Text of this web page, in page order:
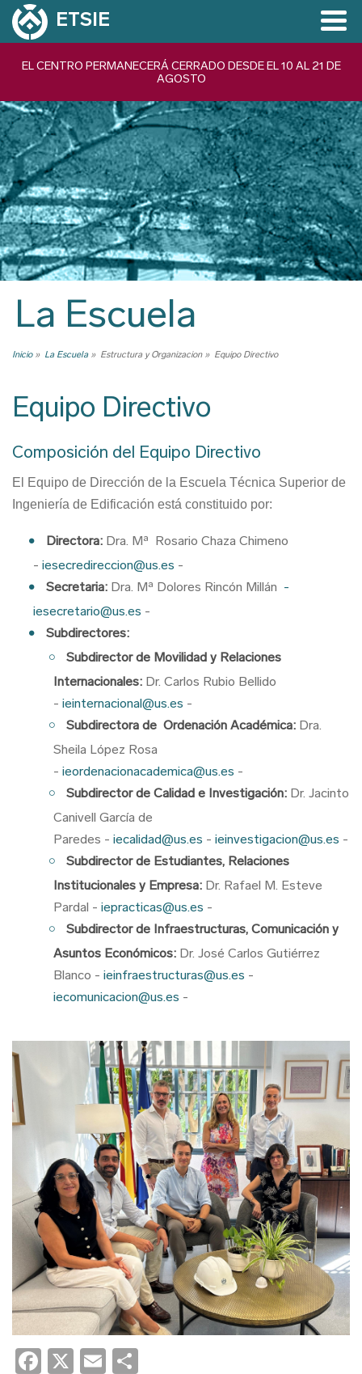
Pasar
ETSIE
Navegación
EL CENTRO PERMANECERÁ CERRADO DESDE EL 10 AL 21 DE
AGOSTO
La Escuela
Ruta
navegación
Inicio La Escuela Estructura y Organizacion Equipo Directivo
Equipo Directivo
Composición del Equipo Directivo
El Equipo de Dirección de la Escuela Técnica Superior de
Ingeniería de Edificación está constituido por:
Directora:Dra. Mª Rosario Chaza Chimeno
- iesecredireccion@us.es -
Secretaria:Dra. Mª Dolores Rincón Millán -
iesecretario@us.es -
Subdirectores:
Subdirector de Movilidad y Relaciones
Internacionales: Dr. Carlos Rubio Bellido
-ieinternacional@us.es -
Subdirectora de Ordenación Académica: Dra.
Sheila López Rosa
-ieordenacionacademica@us.es -
Subdirector de Calidad e Investigación: Dr. Jacinto
Canivell García de
Paredes -iecalidad@us.es -ieinvestigacion@us.es -
Subdirector de Estudiantes, Relaciones
Institucionales y Empresa: Dr. Rafael M. Esteve
Pardal -iepracticas@us.es -
Subdirector de Infraestructuras, Comunicación y
Asuntos Económicos: Dr. José Carlos Gutiérrez
Blanco -ieinfraestructuras@us.es -
iecomunicacion@us.es -
Facebook
X Email